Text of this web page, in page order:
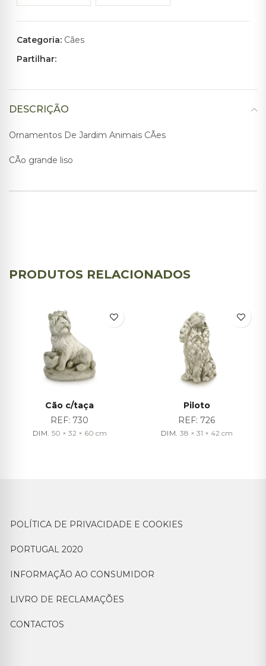
Categoria: Cães
Partilhar:
DESCRIÇÃO
Ornamentos De Jardim Animais CÃes
CÃo grande liso
PRODUTOS RELACIONADOS
Cão c/taça
REF: 730
DIM. 50 × 32 × 60 cm
Piloto
REF: 726
DIM. 38 × 31 × 42 cm
POLÍTICA DE PRIVACIDADE E COOKIES
PORTUGAL 2020
INFORMAÇÃO AO CONSUMIDOR
LIVRO DE RECLAMAÇÕES
CONTACTOS